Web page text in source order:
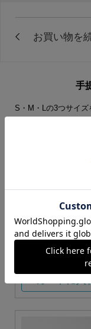
手
S・M・Lの3つサイズ
S・M・Lサイズよ